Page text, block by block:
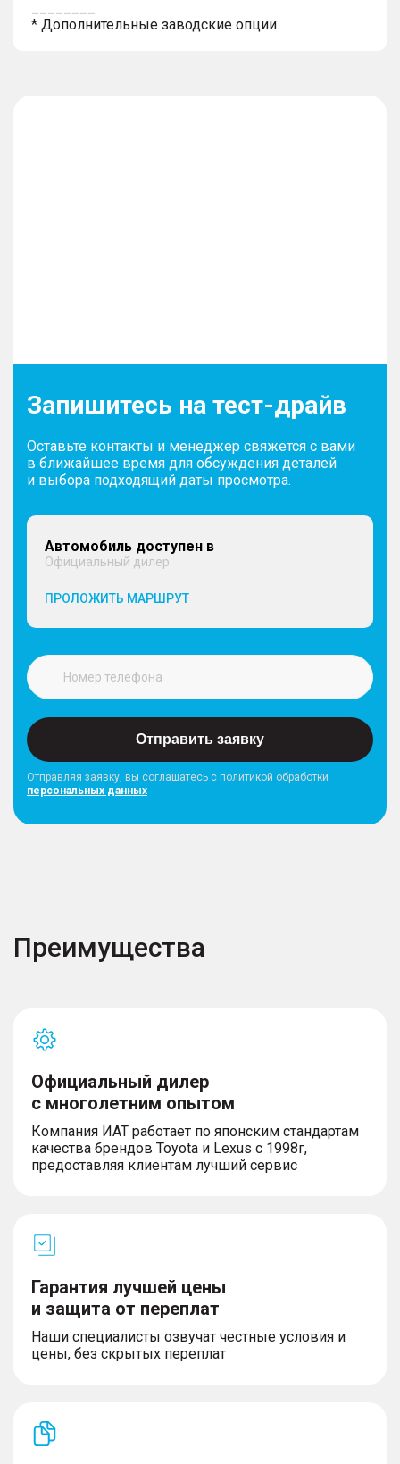
* Дополнительные заводские опции
Запишитесь на тест-драйв
Оставьте контакты и менеджер свяжется с вами
в ближайшее время для обсуждения деталей
и выбора подходящий даты просмотра.
Автомобиль доступен в
Официальный дилер
ПРОЛОЖИТЬ МАРШРУТ
Отправить заявку
Отправляя заявку, вы соглашатесь с политикой обработки
персональных данных
Преимущества
Официальный дилер
с многолетним опытом
Компания ИАТ работает по японским стандартам
качества брендов Toyota и Lexus с 1998г,
предоставляя клиентам лучший сервис
Гарантия лучшей цены
и защита от переплат
Наши специалисты озвучат честные условия и
цены, без скрытых переплат